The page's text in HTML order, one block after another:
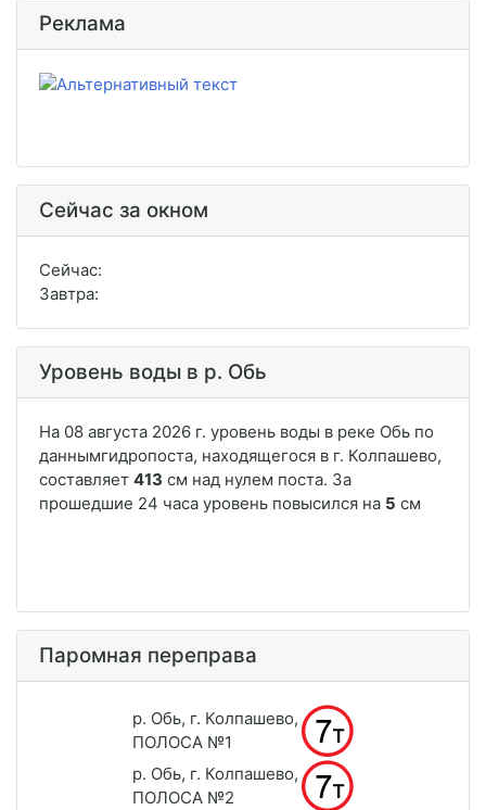
Реклама
Сейчас за окном
Сейчас:
Завтра:
Уровень воды в р. Обь
Паромная переправа
р. Обь, г. Колпашево,
ПОЛОСА №1
р. Обь, г. Колпашево,
ПОЛОСА №2